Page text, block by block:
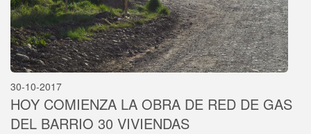
30-10-2017
HOY COMIENZA LA OBRA DE RED DE GAS
DEL BARRIO 30 VIVIENDAS